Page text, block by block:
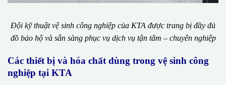
Đội kỹ thuật vệ sinh công nghiệp của KTA được trang bị đầy đủ
đồ bảo hộ và sẵn sàng phục vụ dịch vụ tận tâm – chuyên nghiệp
Các thiết bị và hóa chất dùng trong vệ sinh công
nghiệp tại KTA